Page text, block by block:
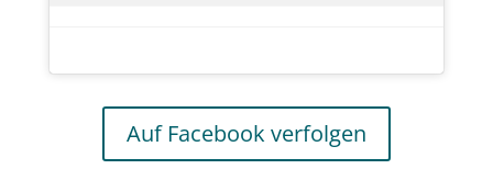
Auf Facebook verfolgen